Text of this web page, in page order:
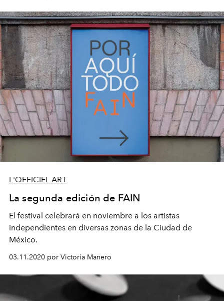
L'OFFICIEL ART
La segunda edición de FAIN
El festival celebrará en noviembre a los artistas
independientes en diversas zonas de la Ciudad de
México.
03.11.2020 por Victoria Manero